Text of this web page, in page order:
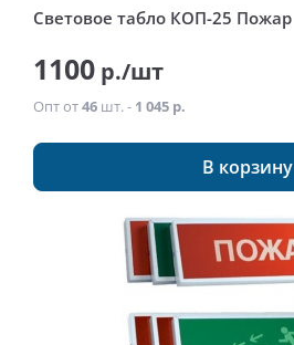
Световое табло КОП-25 Пожар
1100 р./шт
Опт от46 шт. - 1 045 р.
В корзину